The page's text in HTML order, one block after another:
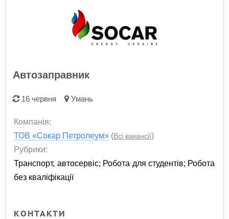
Автозаправник
16 червня Умань
Компанія:
ТОВ «Сокар Петролеум» (Всі вакансії)
Рубрики:
Транспорт, автосервіс; Робота для студентів; Робота
без кваліфікації
КОНТАКТИ